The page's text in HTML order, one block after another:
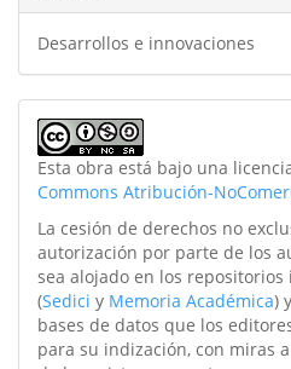
Desarrollos e innovaciones
Esta obra está bajo una
Commons Atribución-
La cesión de derechos no
autorización por parte de los
sea alojado en los repositorios
(Sedici y Memoria Académica)
bases de datos que los
para su indización, con miras